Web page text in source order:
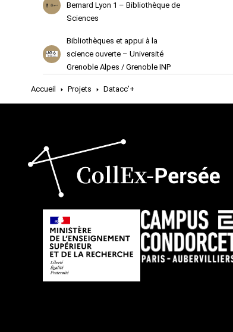
Bernard Lyon 1 – Bibliothèque de
Sciences
Bibliothèques et appui à la
science ouverte – Université
Grenoble Alpes / Grenoble INP
Accueil Projets Datacc’+